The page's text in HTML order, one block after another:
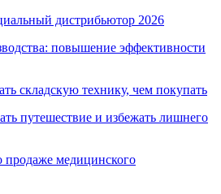
дистрибьютор 2026
повышение эффективности
складскую технику, чем покупать
путешествие и избежать лишнего
продаже медицинского